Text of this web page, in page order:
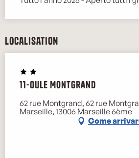
Localisation
11-Oule Montgrand
62 rue Montgrand, 62 rue
Marseille, 13006 Marseille 6ème
Come